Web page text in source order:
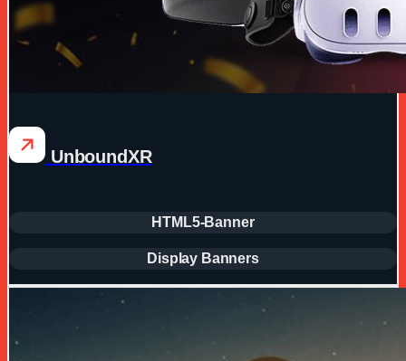
UnboundXR
HTML5-Banner
Display Banners